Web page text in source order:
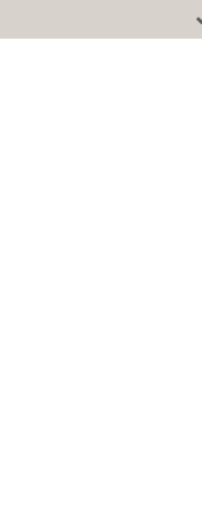
Hauptinhalt